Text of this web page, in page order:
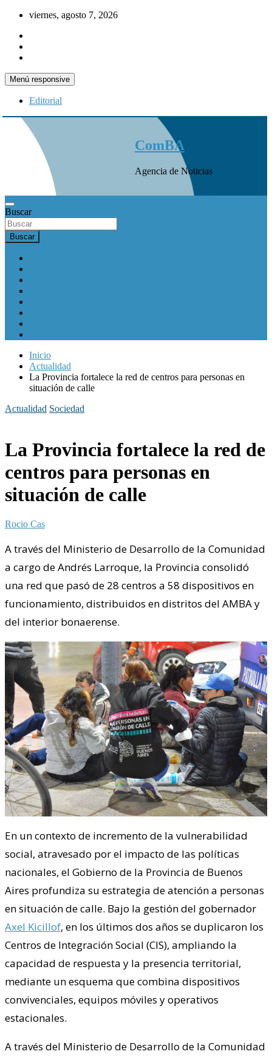
Saltar
contenido
viernes, agosto 7, 2026
Menú responsive
Editorial
ComBA
Agencia de Noticias
Buscar
Buscar
Inicio
Actualidad
La Provincia fortalece la red de centros para personas en
situación de calle
Actualidad Sociedad
La Provincia fortalece la red de
centros para personas en
situación de calle
Rocio Cas
A través del Ministerio de Desarrollo de la Comunidad
a cargo de Andrés Larroque, la Provincia consolidó
una red que pasó de 28 centros a 58 dispositivos en
funcionamiento, distribuidos en distritos del AMBA y
del interior bonaerense.
En un contexto de incremento de la vulnerabilidad
social, atravesado por el impacto de las políticas
nacionales, el Gobierno de la Provincia de Buenos
Aires profundiza su estrategia de atención a personas
en situación de calle. Bajo la gestión del gobernador
Axel Kicillof, en los últimos dos años se duplicaron los
Centros de Integración Social (CIS), ampliando la
capacidad de respuesta y la presencia territorial,
mediante un esquema que combina dispositivos
convivenciales, equipos móviles y operativos
estacionales.
A través del Ministerio de Desarrollo de la Comunidad